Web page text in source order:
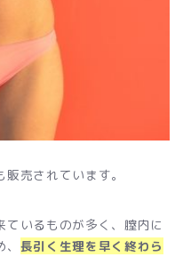
売されています。
いるものが多く、膣内に
長引く生理を早く終わら